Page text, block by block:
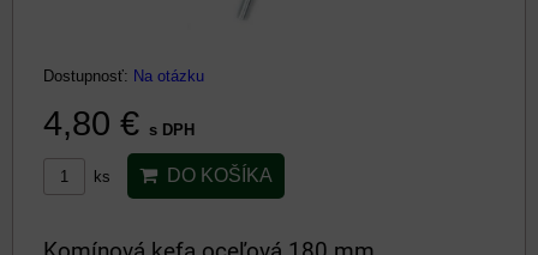
Dostupnosť: Na otázku
4,80 € s DPH
ks DO KOŠÍKA